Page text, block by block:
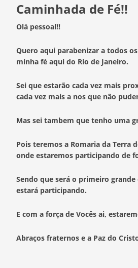
Caminhada de Fé!!
Olá pessoal!!
Quero aqui parabenizar a todos
minha fé aqui do Rio de Janeiro.
Sei que estarão cada vez mais
cada vez mais a nos que não
Mas sei tambem que tenho uma
Pois teremos a Romaria da Terra
onde estaremos participando de
Sendo que será o primeiro grande
estará participando.
E com a força de Vocês ai,
Abraços fraternos e a Paz do